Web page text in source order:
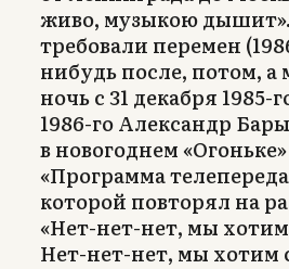
живо, музыкою
требовали перемен
нибудь после, потом,
ночь с 31 декабря 1985-
1986-го Александр
в новогоднем
«Программа
которой повторял на
«Нет-нет-нет, мы
Нет-нет-нет, мы хотим